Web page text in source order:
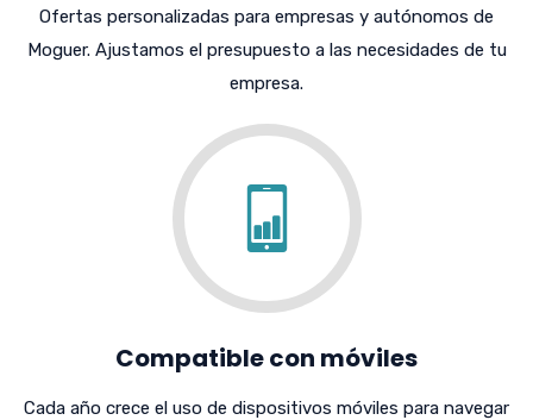
Ofertas personalizadas para empresas y autónomos de
Moguer. Ajustamos el presupuesto a las necesidades de tu
empresa.
Compatible con móviles
Cada año crece el uso de dispositivos móviles para navegar